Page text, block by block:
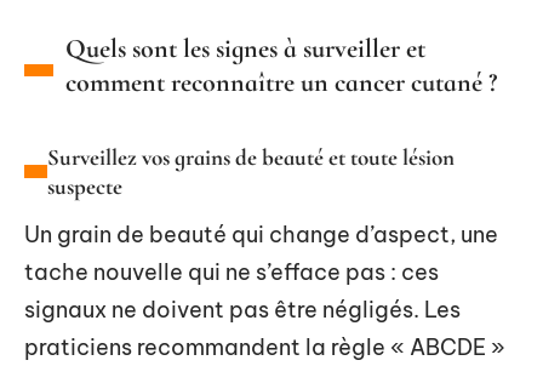
Quels sont les signes à surveiller et
comment reconnaître un cancer cutané ?
Surveillez vos grains de beauté et toute lésion
suspecte
Un grain de beauté qui change d’aspect, une
tache nouvelle qui ne s’efface pas : ces
signaux ne doivent pas être négligés. Les
praticiens recommandent la règle « ABCDE »